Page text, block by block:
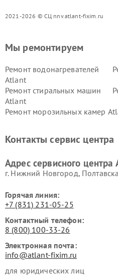
2021-2026 © СЦ nnv.atlant-fixim.ru
Мы ремонтируем
Ремонт водонагревателей
Atlant
Ремонт стиральных машин
Atlant
Ремонт морозильных камер
Контакты сервис центра
Адрес сервисного центра
г. Нижний Новгород,
Горячая линия:
+7 (831) 231-05-25
Контактный телефон:
8 (800) 100-33-26
Электронная почта:
info@atlant-fixim.ru
для юридических лиц